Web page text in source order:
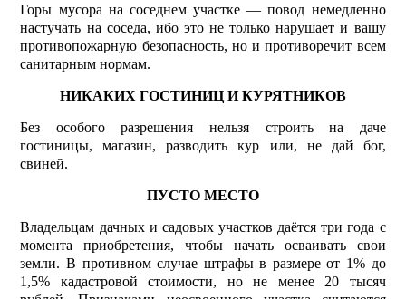
Горы мусора на соседнем участке — повод немедленно
настучать на соседа, ибо это не только нарушает и вашу
противопожарную безопасность, но и противоречит всем
санитарным нормам.
НИКАКИХ ГОСТИНИЦ И КУРЯТНИКОВ
Без особого разрешения нельзя строить на даче
гостиницы, магазин, разводить кур или, не дай бог,
свиней.
ПУСТО МЕСТО
Владельцам дачных и садовых участков даётся три года с
момента приобретения, чтобы начать осваивать свои
земли. В противном случае штрафы в размере от 1% до
1,5% кадастровой стоимости, но не менее 20 тысяч